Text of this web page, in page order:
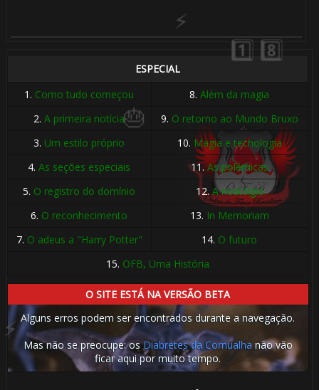
ESPECIAL
1. Como tudo começou 8.Além da magia
2.A primeira notícia 9. O retorno ao Mundo Bruxo
3. Um estilo próprio 10. Magia e tecnologia
4.As seções especiais 11.As polêmicas
5. O registro do domínio 12.A nostalgia
6. O reconhecimento 13. In Memoriam
7. O adeus a "Harry Potter" 14. O futuro
15. OFB, Uma História
O SITE ESTÁ NA VERSÃO BETA
Alguns erros podem ser encontrados durante a navegação.
Mas não se preocupe: osDiabretes da Cornualha não vão
ficar aqui por muito tempo.
1️⃣ 8️⃣